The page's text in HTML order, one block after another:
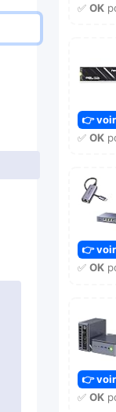
✅ OK
👉
✅ OK
👉
✅ OK
👉
✅ OK